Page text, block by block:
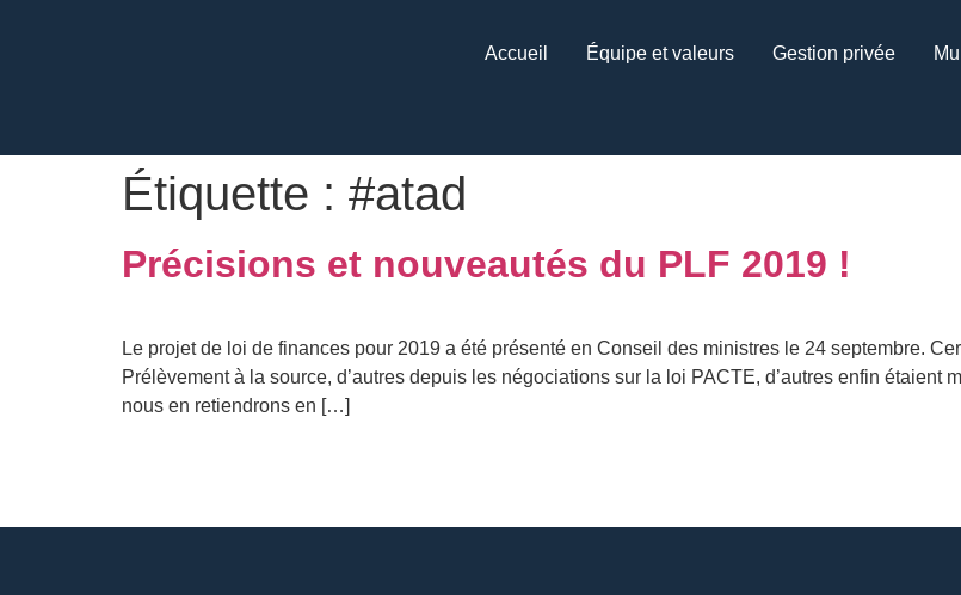
Accueil Équipe et valeurs Gestion privée
Étiquette : #atad
Précisions et nouveautés du PLF 2019 !
Le projet de loi de finances pour 2019 a été présenté en Conseil des ministres le 24 septembre.
Prélèvement à la source, d’autres depuis les négociations sur la loi PACTE, d’autres enfin étaient
nous en retiendrons en […]